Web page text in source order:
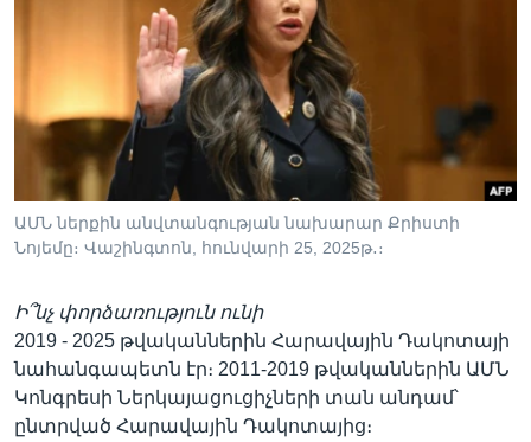
ԱՄՆ ներքին անվտանգության նախարար Քրիստի
Նոյեմը։ Վաշինգտոն, հունվարի 25, 2025թ․։
Ի՞նչ փորձառություն ունի
2019 - 2025 թվականներին Հարավային Դակոտայի
նահանգապետն էր։ 2011-2019 թվականներին ԱՄՆ
Կոնգրեսի Ներկայացուցիչների տան անդամ՝
ընտրված Հարավային Դակոտայից։